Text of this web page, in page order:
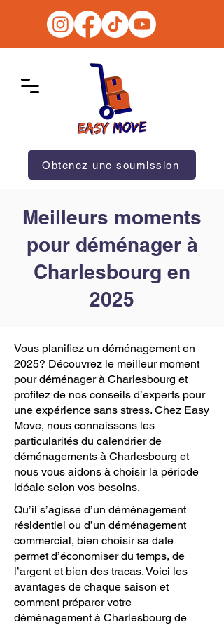
Obtenez une soumission
Meilleurs moments
pour déménager à
Charlesbourg en
2025
Vous planifiez un déménagement en
2025? Découvrez le meilleur moment
pour déménager à Charlesbourg et
profitez de nos conseils d’experts pour
une expérience sans stress. Chez Easy
Move, nous connaissons les
particularités du calendrier de
déménagements à Charlesbourg et
nous vous aidons à choisir la période
idéale selon vos besoins.
Qu’il s’agisse d’un déménagement
résidentiel ou d’un déménagement
commercial, bien choisir sa date
permet d’économiser du temps, de
l’argent et bien des tracas. Voici les
avantages de chaque saison et
comment préparer votre
déménagement à Charlesbourg de